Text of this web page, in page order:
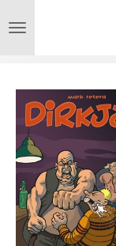
direct
hoofdinhoud